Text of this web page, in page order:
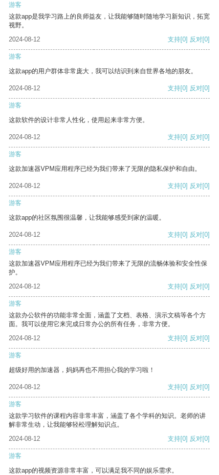
游客
这款app是我学习路上的良师益友，让我能够随时随地学习新知识，拓宽
视野。
2024-08-12
支持[0] 反对[0]
游客
这款app的用户群体非常庞大，我可以结识到来自世界各地的朋友。
2024-08-12 支持[0] 反对[0]
游客
这款软件的设计非常人性化，使用起来非常方便。
2024-08-12 支持[0] 反对[0]
游客
这款加速器VPM应用程序已经为我们带来了无限的隐私保护和自由。
2024-08-12 支持[0] 反对[0]
游客
这款app的社区氛围很温馨，让我能够感受到家的温暖。
2024-08-12 支持[0] 反对[0]
游客
这款加速器VPM应用程序已经为我们带来了无限的流畅体验和安全性保
护。
2024-08-12
支持[0] 反对[0]
游客
这款办公软件的功能非常全面，涵盖了文档、表格、演示文稿等各个方
面。我可以使用它来完成日常办公的所有任务，非常方便。
2024-08-12
支持[0] 反对[0]
游客
超级好用的加速器，妈妈再也不用担心我的学习啦！
2024-08-12 支持[0] 反对[0]
游客
这款学习软件的课程内容非常丰富，涵盖了各个学科的知识。老师的讲
解非常生动，让我能够轻松理解知识点。
2024-08-12
支持[0] 反对[0]
游客
这款app的视频资源非常丰富，可以满足我不同的娱乐需求。